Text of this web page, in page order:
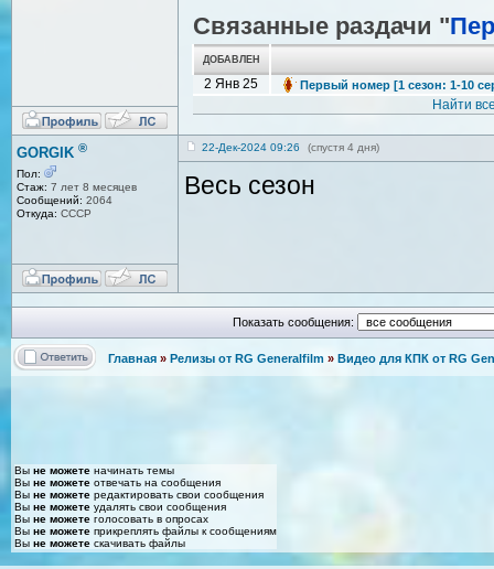
Связанные раздачи "
ДОБАВЛЕН
2 Янв 25 Первый номер [1 сезон: 1-10
Найти
GORGIK ®
Пол:
Стаж: 7 лет 8 месяцев
Сообщений: 2064
Откуда: СССР
22-Дек-2024 09:26 (спустя 4 дня)
Весь сезон
Показать сообщения:
Главная » Релизы от RG Generalfilm » Видео для КПК от RG
Вы не можете начинать темы
Вы не можете отвечать на сообщения
Вы не можете редактировать свои сообщения
Вы не можете удалять свои сообщения
Вы не можете голосовать в опросах
Вы не можете прикреплять файлы к сообщениям
Вы не можете скачивать файлы